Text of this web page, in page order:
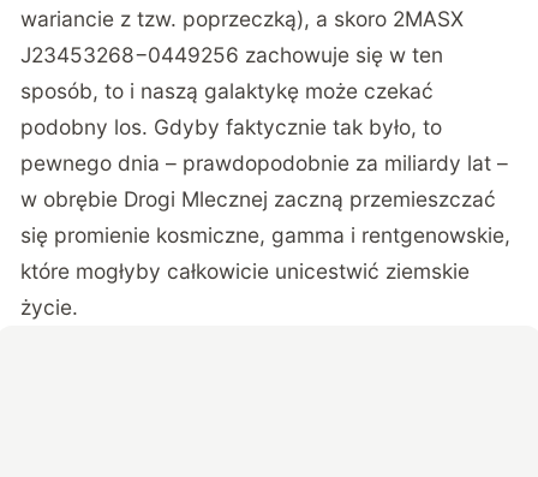
wariancie z tzw. poprzeczką), a skoro 2MASX
J23453268−0449256 zachowuje się w ten
sposób, to i naszą galaktykę może czekać
podobny los. Gdyby faktycznie tak było, to
pewnego dnia – prawdopodobnie za miliardy lat –
w obrębie Drogi Mlecznej zaczną przemieszczać
się promienie kosmiczne, gamma i rentgenowskie,
które mogłyby całkowicie unicestwić ziemskie
życie.